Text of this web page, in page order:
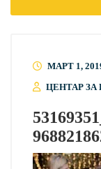
МАРТ 1,
ЦЕНТАР ЗА